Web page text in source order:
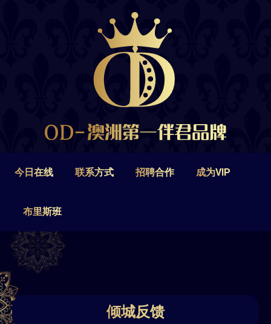
今日在线 联系方式 招聘合作 成为VIP
布里斯班
倾城反馈
联系方式 招聘合作
布里斯班